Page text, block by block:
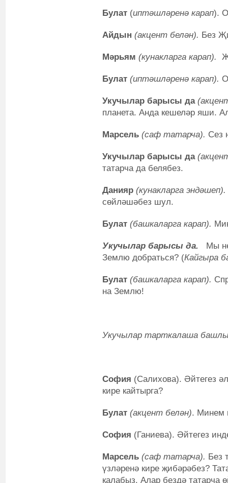
Булат (иптәшләренә карап).
Айдын (акцент белән). Без
Мәрьям (кунакларга карап).
Булат (иптәшләренә карап).
Укучылар барысы да
планета. Анда кешеләр яши.
Марсель (саф татарча). Сез
Укучылар барысы да
татарча да белябез.
Данияр (кунакларга эндәшеп).
сөйләшәбез шул.
Булат (башкаларга карап).
Укучылар барысы да.
Мы
Землю добраться? (Кайгыра
Булат (башкаларга карап).
на Землю!
Укучылар тарткалаша
София (Салихова). Әйтегез
кире кайтырга?
Булат (акцент белән). Минем
София (Ганиева). Әйтегез
Марсель (саф татарча). Без
үзләренә кире җибәрәбез?
калабыз. Алар бездә татарча